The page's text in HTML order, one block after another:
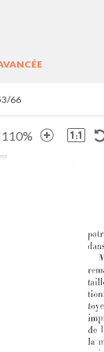
66
110%